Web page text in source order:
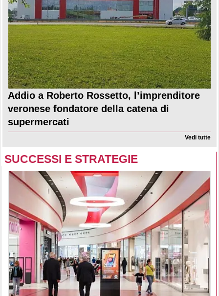
Addio a Roberto Rossetto, l’imprenditore
veronese fondatore della catena di
supermercati
Vedi tutte
SUCCESSI E STRATEGIE